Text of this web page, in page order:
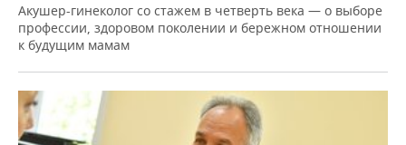
Акушер-гинеколог со стажем в четверть века — о выборе
профессии, здоровом поколении и бережном отношении
к будущим мамам